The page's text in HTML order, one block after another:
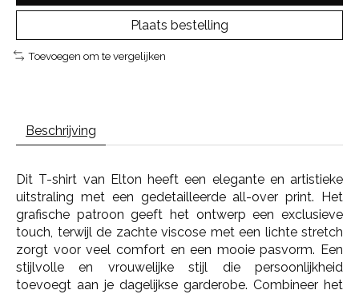
Plaats bestelling
Toevoegen om te vergelijken
Beschrijving
Dit T-shirt van Elton heeft een elegante en artistieke
uitstraling met een gedetailleerde all-over print. Het
grafische patroon geeft het ontwerp een exclusieve
touch, terwijl de zachte viscose met een lichte stretch
zorgt voor veel comfort en een mooie pasvorm. Een
stijlvolle en vrouwelijke stijl die persoonlijkheid
toevoegt aan je dagelijkse garderobe. Combineer het